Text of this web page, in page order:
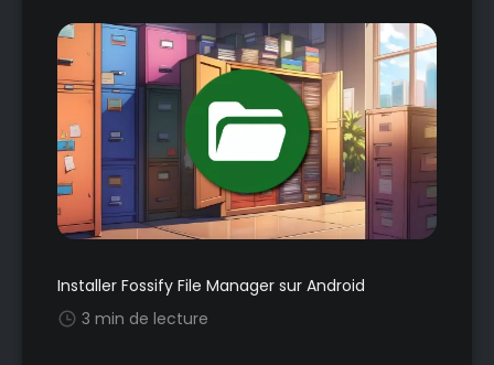
Installer Fossify File Manager sur Android
3 min de lecture